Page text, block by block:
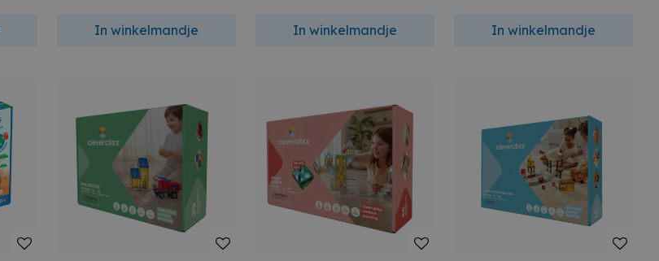
In winkelmandje In winkelmandje In winkelmandje